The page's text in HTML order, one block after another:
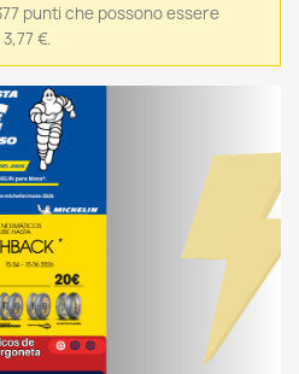
punti che possono essere
€.